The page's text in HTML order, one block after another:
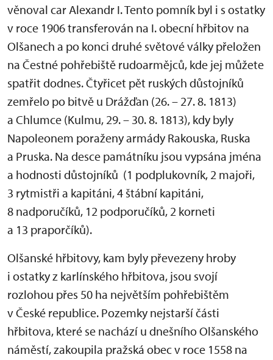
věnoval car Alexandr I. Tento pomník byl i s ostatky
v roce 1906 transferován na I. obecní hřbitov na
Olšanech a po konci druhé světové války přeložen
na Čestné pohřebiště rudoarmějců, kde jej můžete
spatřit dodnes. Čtyřicet pět ruských důstojníků
zemřelo po bitvě u Drážďan (26. – 27. 8. 1813)
a Chlumce (Kulmu, 29. – 30. 8. 1813), kdy byly
Napoleonem poraženy armády Rakouska, Ruska
a Pruska. Na desce památníku jsou vypsána jména
a hodnosti důstojníků (1 podplukovník, 2 majoři,
3 rytmistři a kapitáni, 4 štábní kapitáni,
8 nadporučíků, 12 podporučíků, 2 korneti
a 13 praporčíků).
Olšanské hřbitovy, kam byly převezeny hroby
i ostatky z karlínského hřbitova, jsou svojí
rozlohou přes 50 ha největším pohřebištěm
v České republice. Pozemky nejstarší části
hřbitova, které se nachází u dnešního Olšanského
náměstí, zakoupila pražská obec v roce 1558 na